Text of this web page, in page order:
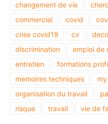
changement de vie
commercial
covid
crise covid19
cv
discrimination
emploi de
entretien
formations
memoires techniques
organisation du travail
risque
travail vie de